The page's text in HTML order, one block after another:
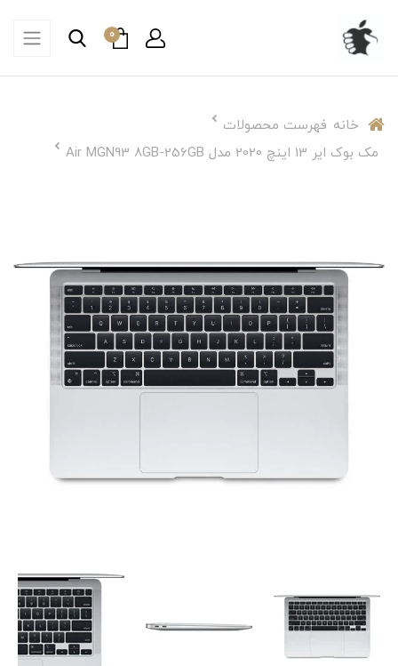
0
خانه فهرست محصولات
مک بوک ایر 13 اینچ 2020 مدل Air MGN93 8GB-256GB